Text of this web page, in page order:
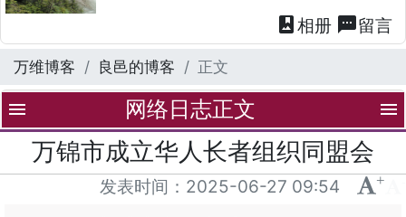
photo_album 相册 textsms留言
万维博客 良邑的博客 正文
menu 网络日志正文 menu
万锦市成立华人长者组织同盟会
发表时间： 2025-06-27 09:54 +